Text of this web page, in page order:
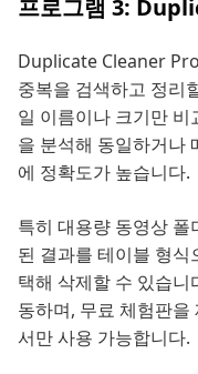
프로그램 3:
Duplicate Cleaner
중복을 검색하고 정리
일 이름이나 크기만
을 분석해 동일하거나
에 정확도가 높습니다.
특히 대용량 동영상
된 결과를 테이블 형식
택해 삭제할 수 있습
동하며, 무료 체험판
서만 사용 가능합니다.